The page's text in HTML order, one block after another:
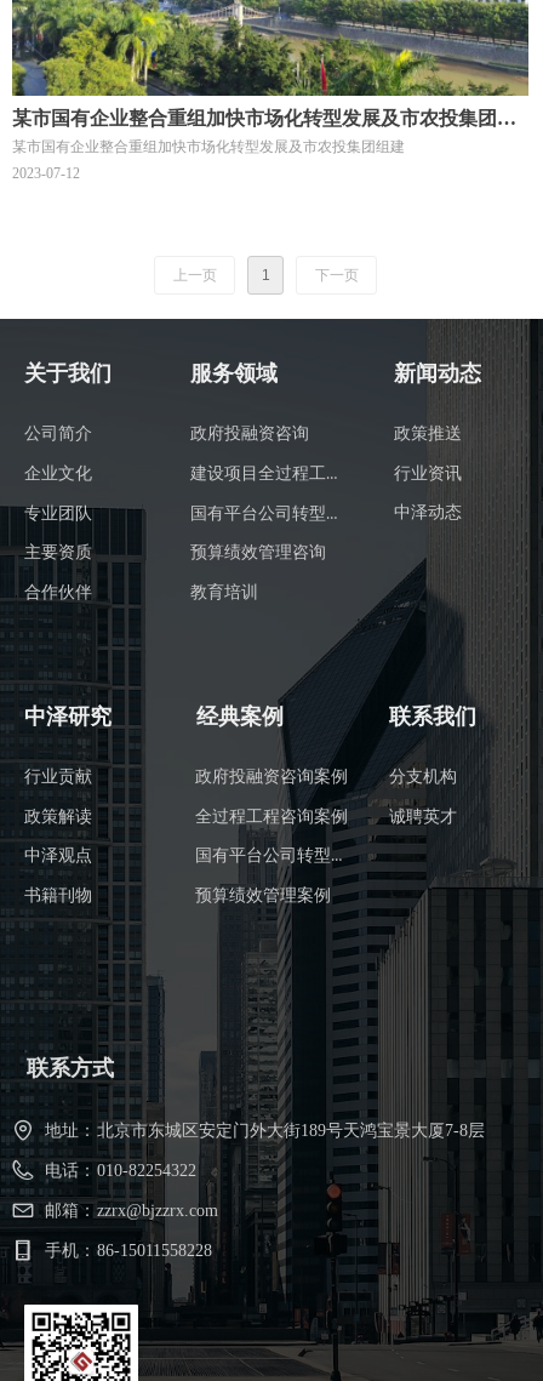
某市国有企业整合重组加快市场化转型发展及市农投集团组
建
某市国有企业整合重组加快市场化转型发展及市农投集团组建
2023-07-12
上一页 1 下一页
地址： 北京市东城区安定门外大街189号天鸿宝景大厦7-8层
电话： 010-82254322
邮箱： zzrx@bjzzrx.com
手机： 86-15011558228
联系方式
关于我们
公司简介
企业文化
专业团队
主要资质
合作伙伴
服务领域
政府投融资咨询
建设项目全过程工程咨询
国有平台公司转型发展咨询
预算绩效管理咨询
教育培训
新闻动态
政策推送
行业资讯
中泽动态
中泽研究
行业贡献
政策解读
中泽观点
书籍刊物
经典案例
政府投融资咨询案例
全过程工程咨询案例
国有平台公司转型案例
预算绩效管理案例
联系我们
分支机构
诚聘英才